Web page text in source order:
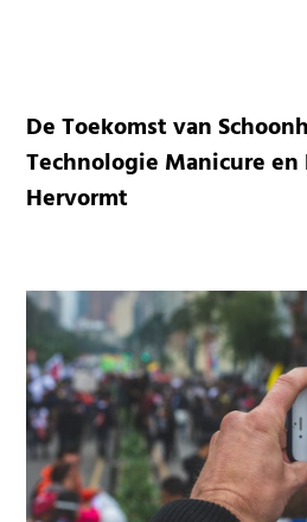
De Toekomst van
Technologie Manicure en
Hervormt